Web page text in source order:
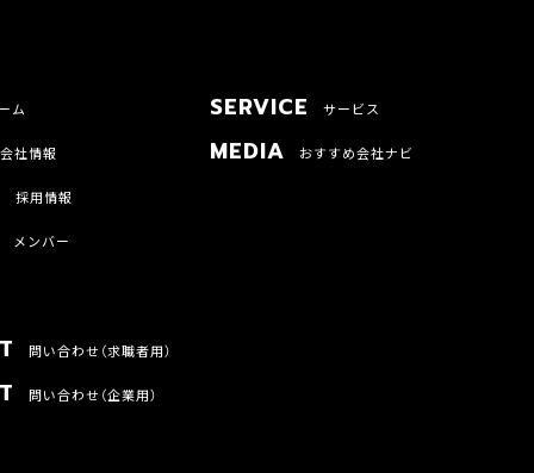
ム
会社情報
採用情報
メンバー
問い合わせ（求職者用）
問い合わせ（企業用）
SERVICE サービス
MEDIA おすすめ会社ナビ